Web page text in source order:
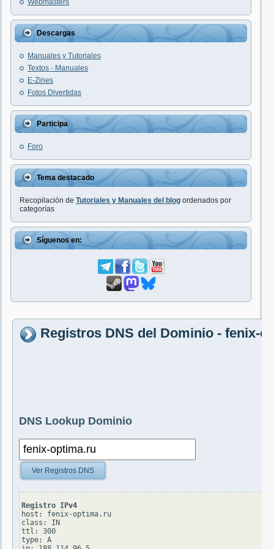
Webmasters
Descargas
Manuales y Tutoriales
Textos - Manuales
E-Zines
Fotos Divertidas
Participa
Foro
Tema destacado
Recopilación de Tutoriales y Manuales del blog ordenados por
categorías
Síguenos en:
Registros DNS del Dominio - fenix-
DNS Lookup Dominio
Ver Registros DNS
Registro IPv4
host: fenix-optima.ru
class: IN
ttl: 300
type: A